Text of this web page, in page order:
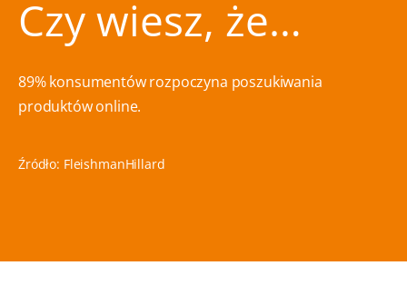
Czy wiesz, że…
89% konsumentów rozpoczyna poszukiwania
produktów online.
Źródło: FleishmanHillard